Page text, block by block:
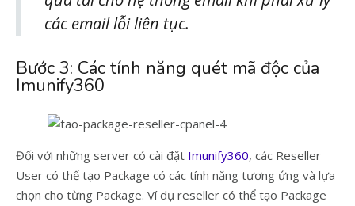
các email lỗi liên tục.
Bước 3: Các tính năng quét mã độc của
Imunify360
Đối với những server có cài đặt Imunify360, các Reseller
User có thể tạo Package có các tính năng tương ứng và lựa
chọn cho từng Package. Ví dụ reseller có thể tạo Package